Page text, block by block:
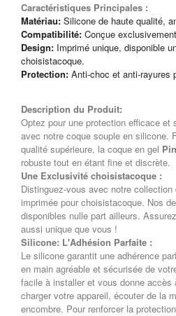
Caractéristiques Principales :
Matériau: Silicone de haute qualité,
Compatibilité: Conçue
Design: Imprimé unique, disponible
choisistacoque.
Protection: Anti-choc et anti-rayures
Description du Produit:
Optez pour une protection efficace et
avec notre coque souple en silicone.
qualité supérieure, la coque en gel
robuste tout en étant fine et discrète.
Une Exclusivité choisistacoque :
Distinguez-vous avec notre
imprimée pour choisistacoque. Nos
disponibles nulle part ailleurs.
aussi unique que vous !
Silicone: L'Adhésion Parfaite :
Le silicone garantit une adhérence
en main agréable et sécurisée de
facile à installer et vous donne
charger votre appareil, écouter de la
encombre. Pour renforcer la